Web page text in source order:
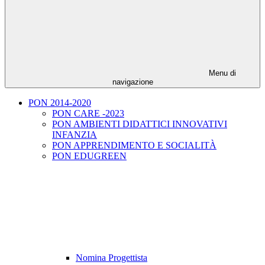
Menu di
navigazione
PON 2014-2020
PON CARE -2023
PON AMBIENTI DIDATTICI INNOVATIVI
INFANZIA
PON APPRENDIMENTO E SOCIALITÀ
PON EDUGREEN
Nomina Progettista